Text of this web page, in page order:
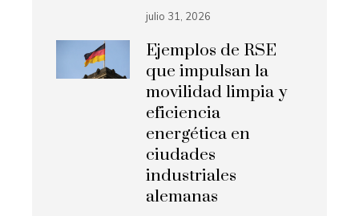
julio 31, 2026
Ejemplos de RSE
que impulsan la
movilidad limpia y
eficiencia
energética en
ciudades
industriales
alemanas